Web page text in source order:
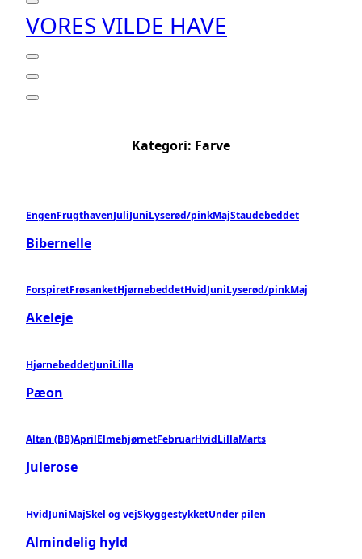
VORES VILDE HAVE
Kategori: Farve
EngenFrugthavenJuliJuniLyserød/pinkMajStaudebeddet
Bibernelle
ForspiretFrøsanketHjørnebeddetHvidJuniLyserød/pinkMaj
Akeleje
HjørnebeddetJuniLilla
Pæon
Altan (BB)AprilElmehjørnetFebruarHvidLillaMarts
Julerose
HvidJuniMajSkel og vejSkyggestykketUnder pilen
Almindelig hyld